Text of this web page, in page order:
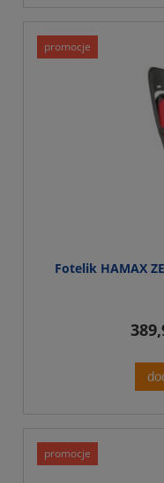
Fotelik HAMAX
promocje
promocje